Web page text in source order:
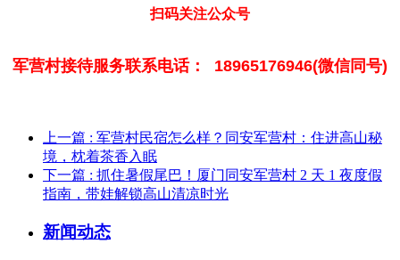
扫码关注公众号
军营村接待服务联系电话： 18965176946(微信同号)
上一篇 : 军营村民宿怎么样？同安军营村：住进高山秘
境，枕着茶香入眠
下一篇 : 抓住暑假尾巴！厦门同安军营村 2 天 1 夜度假
指南，带娃解锁高山清凉时光
新闻动态